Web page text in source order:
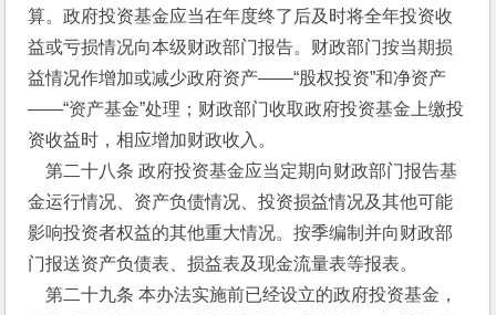
算。政府投资基金应当在年度终了后及时将全年投资收
益或亏损情况向本级财政部门报告。财政部门按当期损
益情况作增加或减少政府资产——“股权投资”和净资产
——“资产基金”处理；财政部门收取政府投资基金上缴投
资收益时，相应增加财政收入。
第二十八条 政府投资基金应当定期向财政部门报告基
金运行情况、资产负债情况、投资损益情况及其他可能
影响投资者权益的其他重大情况。按季编制并向财政部
门报送资产负债表、损益表及现金流量表等报表。
第二十九条 本办法实施前已经设立的政府投资基金，